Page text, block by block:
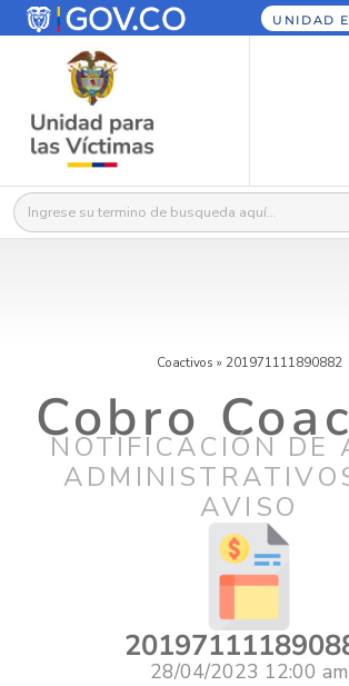
UNIDAD
Buscar:
Coactivos » 201971111890882
Cobro
NOTIFICACIÓN DE
AVISO
28/04/2023 12:00 am